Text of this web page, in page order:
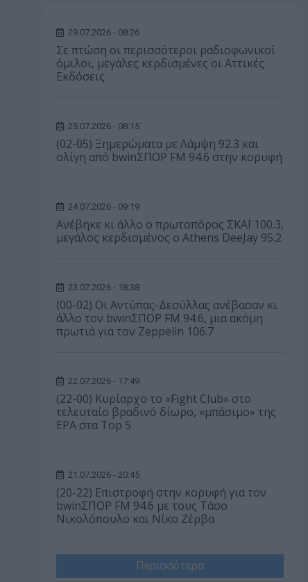
29.07.2026 - 08:26
Σε πτώση οι περισσότεροι ραδιοφωνικοί
όμιλοι, μεγάλες κερδισμένες οι Αττικές
Εκδόσεις
25.07.2026 - 08:15
(02-05) Ξημερώματα με Λάμψη 92.3 και
ολίγη από bwinΣΠΟΡ FM 94.6 στην κορυφή
24.07.2026 - 09:19
Ανέβηκε κι άλλο ο πρωτοπόρος ΣΚΑΪ 100.3,
μεγάλος κερδισμένος ο Athens DeeJay 95.2
23.07.2026 - 18:38
(00-02) Οι Αντύπας-Δεσύλλας ανέβασαν κι
άλλο τον bwinΣΠΟΡ FM 94.6, μια ακόμη
πρωτιά για τον Zeppelin 106.7
22.07.2026 - 17:49
(22-00) Κυρίαρχο το «Fight Club» στο
τελευταίο βραδινό δίωρο, «μπάσιμο» της
ΕΡΑ στα Top 5
21.07.2026 - 20:45
(20-22) Επιστροφή στην κορυφή για τον
bwinΣΠΟΡ FM 94.6 με τους Τάσο
Νικολόπουλο και Νίκο Ζέρβα
Περισσότερα